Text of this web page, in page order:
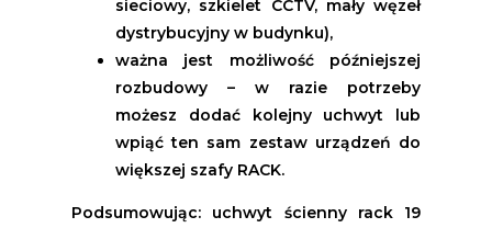
sieciowy, szkielet CCTV, mały węzeł
dystrybucyjny w budynku),
ważna jest możliwość późniejszej
rozbudowy – w razie potrzeby
możesz dodać kolejny uchwyt lub
wpiąć ten sam zestaw urządzeń do
większej szafy RACK.
Podsumowując: uchwyt ścienny rack 19